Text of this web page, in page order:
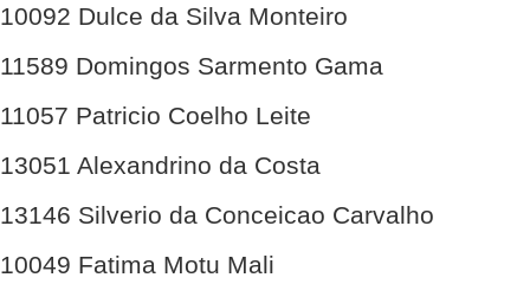
10092 Dulce da Silva Monteiro
11589 Domingos Sarmento Gama
11057 Patricio Coelho Leite
13051 Alexandrino da Costa
13146 Silverio da Conceicao Carvalho
10049 Fatima Motu Mali